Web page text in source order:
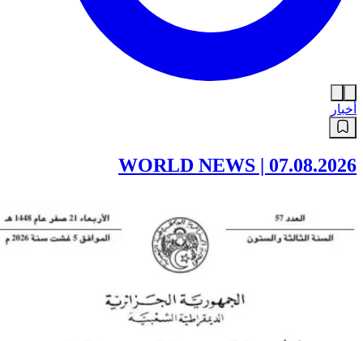
أخبار
WORLD NEWS | 07.08.2026